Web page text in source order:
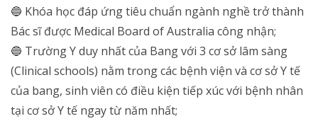
🔵 Khóa học đáp ứng tiêu chuẩn ngành nghề trở thành
Bác sĩ được Medical Board of Australia công nhận;
🔵 Trường Y duy nhất của Bang với 3 cơ sở lâm sàng
(Clinical schools) nằm trong các bệnh viện và cơ sở Y tế
của bang, sinh viên có điều kiện tiếp xúc với bệnh nhân
tại cơ sở Y tế ngay từ năm nhất;